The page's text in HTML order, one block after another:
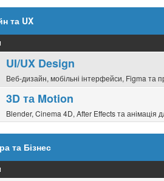
та UX
UI/UX Design
Веб-дизайн, мобільні інтерфейси, Figma та
3D та Motion
Blender, Cinema 4D, After Effects та анімація
та Бізнес